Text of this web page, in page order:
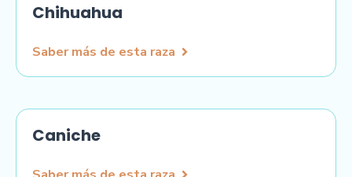
Chihuahua
Saber más de esta raza
Caniche